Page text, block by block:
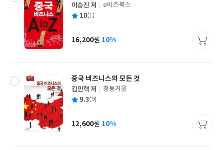
글
쓴
이승진 저
출
사
e비즈북스
평 10(1)
가
16,200원 10%
중국 비즈니스의 모든 것
글
쓴
김민혁 저
출
사
청동거울
평 9.3(9)
가
12,600원 10%